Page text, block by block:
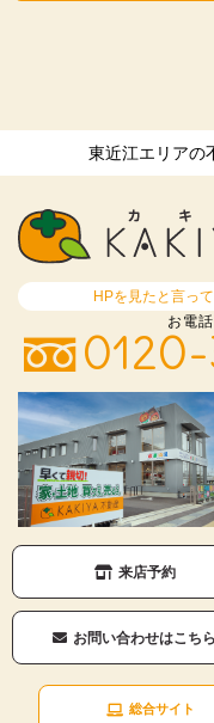
東近江エリアの
HPを見たと言っ
お電
来店予約
お問い合わせはこちら
総合サイト